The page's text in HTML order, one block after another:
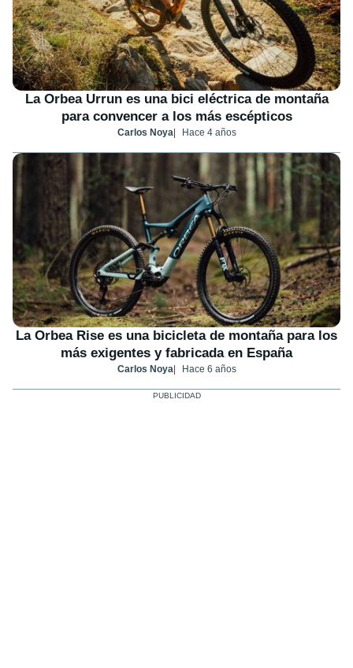
La Orbea Urrun es una bici eléctrica de montaña
para convencer a los más escépticos
Carlos Noya Hace 4 años
La Orbea Rise es una bicicleta de montaña para los
más exigentes y fabricada en España
Carlos Noya Hace 6 años